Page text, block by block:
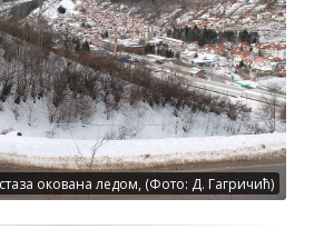
окована ледом, (Фото: Д. Гагричић)